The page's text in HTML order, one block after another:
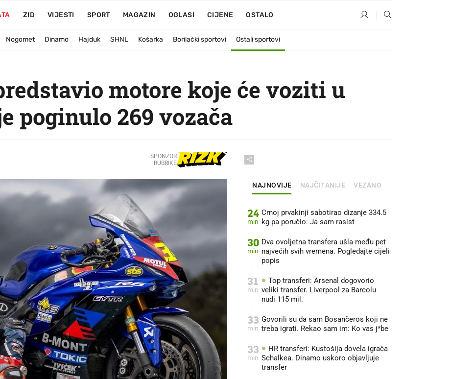
ZID VIJESTI SPORT MAGAZIN OGLASI CIJENE OSTALO
Nogomet Dinamo Hajduk SHNL Košarka Borilački sportovi Ostali sportovi
motore koje će voziti u
poginulo 269 vozača
SPONZOR
RUBRIKE
NAJNOVIJE NAJČITANIJE VEZANO
24
min
Crnoj prvakinji sabotirao dizanje 334.5
kg pa poručio: Ja sam rasist
30
min
Dva ovoljetna transfera ušla među pet
najvećih svih vremena. Pogledajte cijeli
popis
31
min
Top transferi: Arsenal dogovorio
veliki transfer. Liverpool za Barcolu
nudi 115 mil.
33
min
Govorili su da sam Bosančeros koji ne
treba igrati. Rekao sam im: Ko vas j*be
33
min
HR transferi: Kustošija dovela igrača
Schalkea. Dinamo uskoro objavljuje
transfer